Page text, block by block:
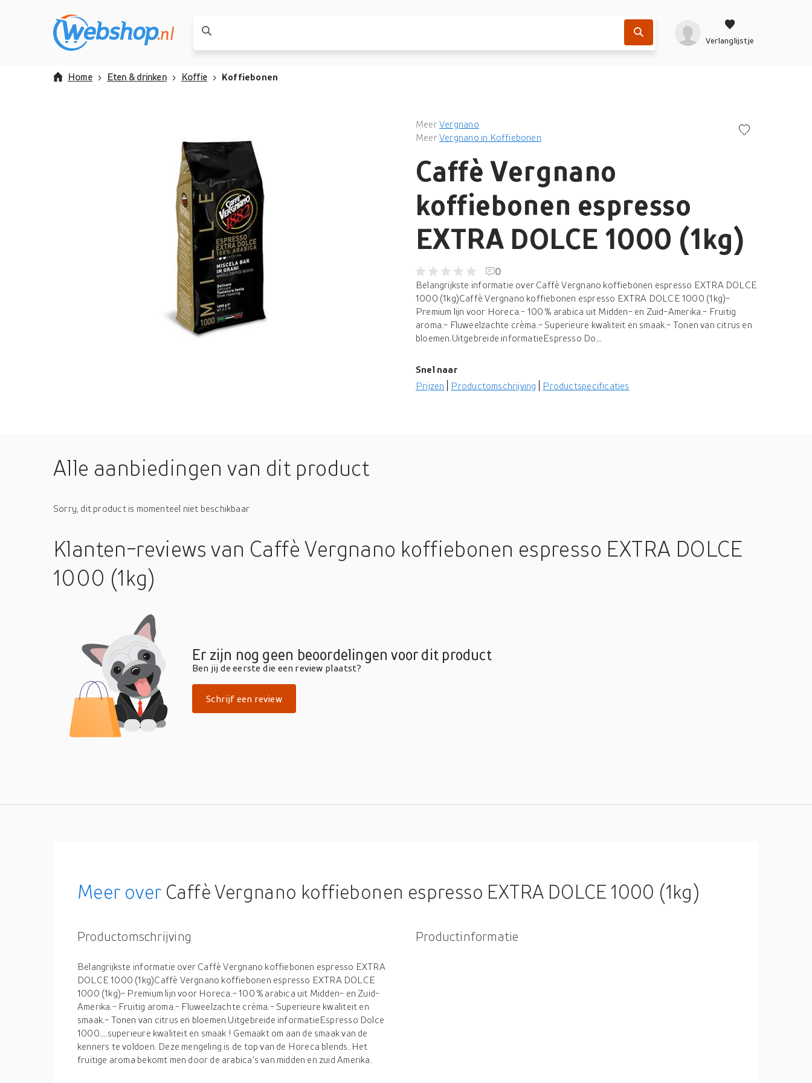
Verlanglijstje
Home Eten & drinken Koffie Koffiebonen
MeerVergnano
MeerVergnano in Koffiebonen
Caffè Vergnano
koffiebonen espresso
EXTRA DOLCE 1000 (1kg)
0
Belangrijkste informatie over Caffè Vergnano koffiebonen espresso EXTRA DOLCE
1000 (1kg)Caffè Vergnano koffiebonen espresso EXTRA DOLCE 1000 (1kg)-
Premium lijn voor Horeca.- 100 % arabica uit Midden- en Zuid-Amerika.- Fruitig
aroma.- Fluweelzachte crèma.- Superieure kwaliteit en smaak.- Tonen van citrus en
bloemen.Uitgebreide informatieEspresso Do...
Snel naar
Prijzen
Productomschrijving Productspecificaties
Alle aanbiedingen van dit product
Sorry, dit product is momenteel niet beschikbaar
Klanten-reviewsvan Caffè Vergnano koffiebonen espresso EXTRA DOLCE
1000 (1kg)
Er zijn nog geen beoordelingen voor dit product
Ben jij de eerste die een review plaatst?
Schrijf een review
Meer over Caffè Vergnano koffiebonen espresso EXTRA DOLCE 1000 (1kg)
Productomschrijving
Belangrijkste informatie over Caffè Vergnano koffiebonen espresso EXTRA
DOLCE 1000 (1kg)Caffè Vergnano koffiebonen espresso EXTRA DOLCE
1000 (1kg)- Premium lijn voor Horeca.- 100 % arabica uit Midden- en Zuid-
Amerika.- Fruitig aroma.- Fluweelzachte crèma.- Superieure kwaliteit en
smaak.- Tonen van citrus en bloemen.Uitgebreide informatieEspresso Dolce
1000....superieure kwaliteit en smaak ! Gemaakt om aan de smaak van de
kenners te voldoen. Deze mengeling is de top van de Horeca blends. Het
fruitige aroma bekomt men door de arabica's van midden en zuid Amerika.
Productinformatie